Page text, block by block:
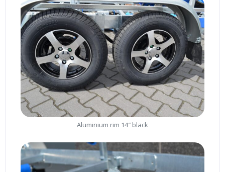
Aluminium rim 14″ black